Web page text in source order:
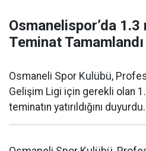
Osmanelispor’da 1.3
Teminat Tamamlandı
Osmaneli Spor Kulübü,
Gelişim Ligi için gerekli olan
teminatın yatırıldığını duyurdu.